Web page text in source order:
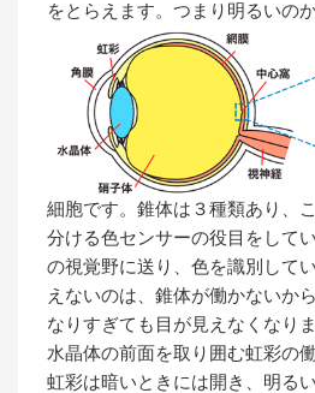
をとらえます。 つまり明るいの
細胞です。錐体は３種類あり、
分ける色センサーの役目をして
の視覚野に送り、色を識別して
えないのは、錐体が働かないか
なりすぎても目が見えなくなり
水晶体の前面を取り囲む虹彩の
虹彩は暗いときには開き、明る